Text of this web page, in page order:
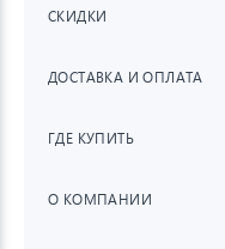
СКИДКИ
ДОСТАВКА И ОПЛАТА
ГДЕ КУПИТЬ
О КОМПАНИИ